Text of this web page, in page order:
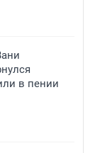
в пении